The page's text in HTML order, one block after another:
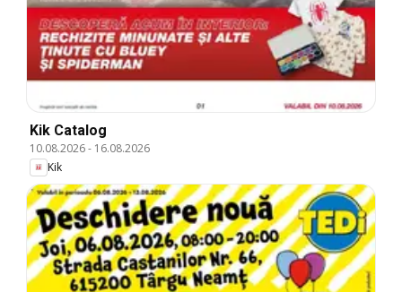
Kik Catalog
10.08.2026- 16.08.2026
Kik